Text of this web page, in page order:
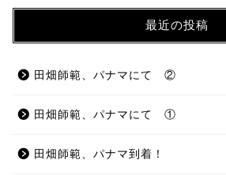
最近の投稿
田畑師範、パナマにて ②
田畑師範、パナマにて ①
田畑師範、パナマ到着！